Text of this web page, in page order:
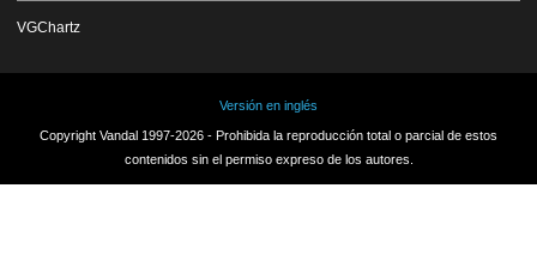
VGChartz
Versión en inglés
Copyright Vandal 1997-2026 - Prohibida la reproducción total o parcial de estos
contenidos sin el permiso expreso de los autores.